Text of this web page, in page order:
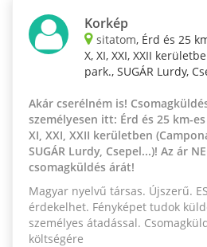
Korkép
sitatom, Érd és 25
X, XI, XXI, XXII
park., SUGÁR Lurdy,
Akár cserélném is!
személyesen itt: Érd és 25 km-
XI, XXI, XXII kerületben
SUGÁR Lurdy, Csepel...)! Az ár
csomagküldés árát!
Magyar nyelvű társas. Újszerű.
érdekelhet. Fényképet tudok
személyes átadással.
költségére